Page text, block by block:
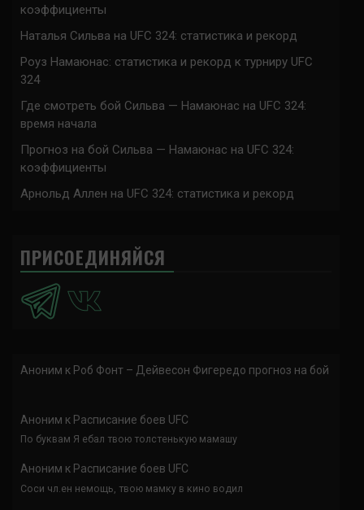
коэффициенты
Наталья Сильва на UFC 324: статистика и рекорд
Роуз Намаюнас: статистика и рекорд к турниру UFC
324
Где смотреть бой Сильва — Намаюнас на UFC 324:
время начала
Прогноз на бой Сильва — Намаюнас на UFC 324:
коэффициенты
Арнольд Аллен на UFC 324: статистика и рекорд
ПРИСОЕДИНЯЙСЯ
Аноним к Роб Фонт – Дейвесон Фигередо прогноз на бой
Аноним к Расписание боев UFC
По буквам Я ебал твою толстенькую мамашу
Аноним к Расписание боев UFC
Соси чл.ен немощь, твою мамку в кино водил